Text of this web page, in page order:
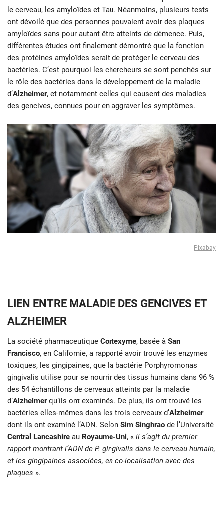
le cerveau, les amyloïdes et Tau. Néanmoins, plusieurs tests
ont dévoilé que des personnes pouvaient avoir des plaques
amyloïdes sans pour autant être atteints de démence. Puis,
différentes études ont finalement démontré que la fonction
des protéines amyloïdes serait de protéger le cerveau des
bactéries. C’est pourquoi les chercheurs se sont penchés sur
le rôle des bactéries dans le développement de la maladie
d’Alzheimer, et notamment celles qui causent des maladies
des gencives, connues pour en aggraver les symptômes.
Pixabay
LIEN ENTRE MALADIE DES GENCIVES ET
ALZHEIMER
La société pharmaceutique Cortexyme, basée à San
Francisco, en Californie, a rapporté avoir trouvé les enzymes
toxiques, les gingipaines, que la bactérie Porphyromonas
gingivalis utilise pour se nourrir des tissus humains dans 96 %
des 54 échantillons de cerveaux atteints par la maladie
d’Alzheimerqu’ils ont examinés. De plus, ils ont trouvé les
bactéries elles-mêmes dans les trois cerveaux d’Alzheimer
dont ils ont examiné l’ADN. Selon Sim Singhrao de l’Université
Central Lancashire au Royaume-Uni, « il s’agit du premier
rapport montrant l’ADN de P. gingivalis dans le cerveau humain,
et les gingipaines associées, en co-localisation avec des
plaques ».